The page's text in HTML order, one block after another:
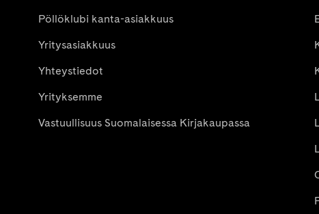
Pöllöklubi kanta-asiakkuus
Yritysasiakkuus
Yhteystiedot
Yrityksemme
Vastuullisuus Suomalaisessa Kirjakaupassa